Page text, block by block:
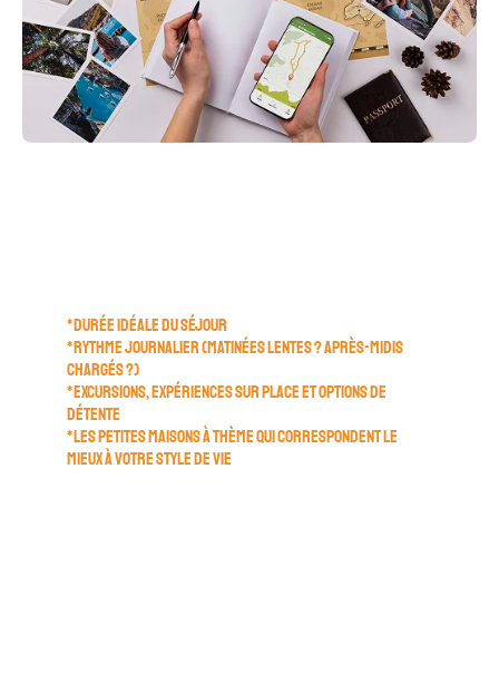
*DURÉE IDÉALE DU SÉJOUR
*RYTHME JOURNALIER (MATINÉES LENTES ? APRÈS-MIDIS
CHARGÉS ?)
*EXCURSIONS, EXPÉRIENCES SUR PLACE ET OPTIONS DE
DÉTENTE
*LES PETITES MAISONS À THÈME QUI CORRESPONDENT LE
MIEUX À VOTRE STYLE DE VIE